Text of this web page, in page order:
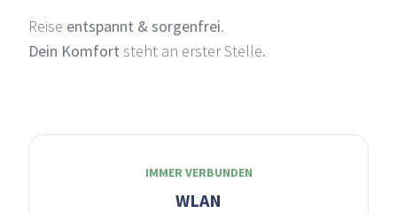
Reise entspannt & sorgenfrei.
Dein Komfort steht an erster Stelle.
IMMER VERBUNDEN
WLAN